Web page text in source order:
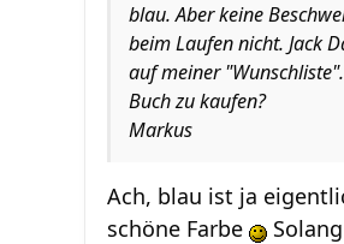
blau. Aber keine
beim Laufen nicht. Jack
auf meiner
Buch zu kaufen?
Markus
Ach, blau ist ja
schöne Farbe